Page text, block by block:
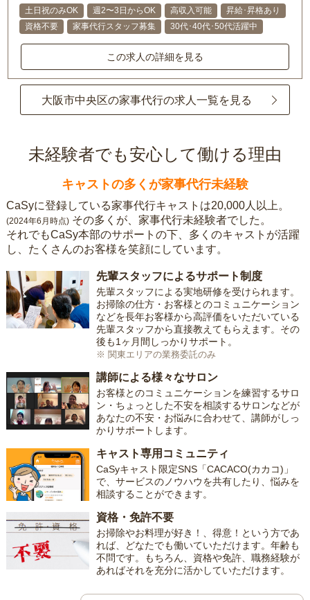
土日祝のみOK 週2〜3日からOK 高収入可能
昇給･昇格あり
資格不要
家事代行スタッフ募集 30代･40代･50代活躍中
この求人の詳細を見る
大阪市中央区の家事代行の求人一覧を見る
未経験者でも安心して働ける理由
キャストの多くが家事代行未経験
CaSyに登録している家事代行キャストは20,000人以上。
(2024年6月時点) その多くが、家事代行未経験者でした。
それでもCaSy本部のサポートの下、多くのキャストが活躍
し、たくさんのお客様を笑顔にしています。
先輩スタッフによるサポート制度
先輩スタッフによる実地研修を受けられます。
お掃除の仕方・お客様とのコミュニケーション
などを長年お客様から高評価をいただいている
先輩スタッフから直接教えてもらえます。その
後も1ヶ月間しっかりサポート。
※ 関東エリアの業務委託のみ
講師による様々なサロン
お客様とのコミュニケーションを練習するサロ
ン・ちょっとした不安を相談するサロンなどが
あなたの不安・お悩みに合わせて、講師がしっ
かりサポートします。
キャスト専用コミュニティ
CaSyキャスト限定SNS「CACACO(カカコ)」
で、サービスのノウハウを共有したり、悩みを
相談することができます。
資格・免許不要
お掃除やお料理が好き！、得意！という方であ
れば、どなたでも働いていただけます。年齢も
不問です。もちろん、資格や免許、職務経験が
あればそれを充分に活かしていただけます。